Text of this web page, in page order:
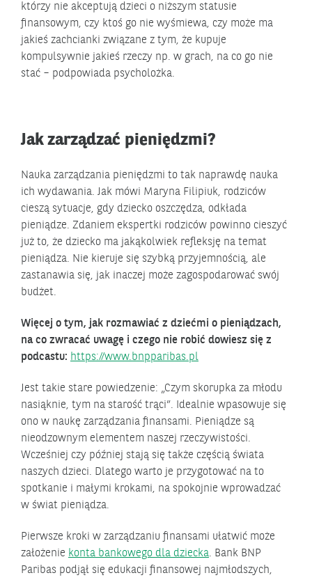
którzy nie akceptują dzieci o niższym statusie
finansowym, czy ktoś go nie wyśmiewa, czy może ma
jakieś zachcianki związane z tym, że kupuje
kompulsywnie jakieś rzeczy np. w grach, na co go nie
stać – podpowiada psycholożka.
Jak zarządzać pieniędzmi?
Nauka zarządzania pieniędzmi to tak naprawdę nauka
ich wydawania. Jak mówi Maryna Filipiuk, rodziców
cieszą sytuacje, gdy dziecko oszczędza, odkłada
pieniądze. Zdaniem ekspertki rodziców powinno cieszyć
już to, że dziecko ma jakąkolwiek refleksję na temat
pieniądza. Nie kieruje się szybką przyjemnością, ale
zastanawia się, jak inaczej może zagospodarować swój
budżet.
Więcej o tym, jak rozmawiać z dziećmi o pieniądzach,
na co zwracać uwagę i czego nie robić dowiesz się z
podcastu: https://www.bnpparibas.pl
Jest takie stare powiedzenie: „Czym skorupka za młodu
nasiąknie, tym na starość trąci”. Idealnie wpasowuje się
ono w naukę zarządzania finansami. Pieniądze są
nieodzownym elementem naszej rzeczywistości.
Wcześniej czy później stają się także częścią świata
naszych dzieci. Dlatego warto je przygotować na to
spotkanie i małymi krokami, na spokojnie wprowadzać
w świat pieniądza.
Pierwsze kroki w zarządzaniu finansami ułatwić może
założenie konta bankowego dla dziecka. Bank BNP
Paribas podjął się edukacji finansowej najmłodszych,